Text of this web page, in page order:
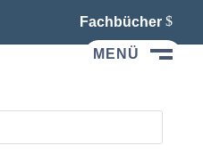
Fachbücher
MENÜ